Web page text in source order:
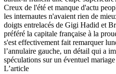
Creux de l'été et manque d'actu
les internautes n'avaient rien de
doigts entrelacés de Gigi Hadid et
préféré la capitale française à la
s'est effectivement fait remarquer
l’annulaire gauche, un détail qui a
spéculations sur un éventuel mariage
L’article